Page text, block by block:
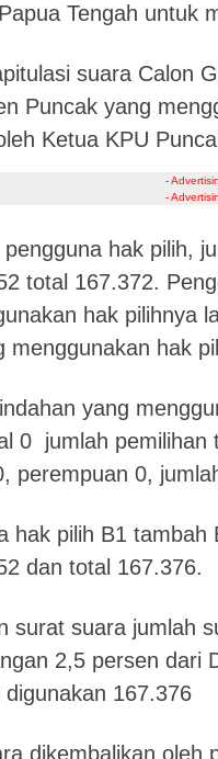
Tengah untuk
suara Calon
Puncak yang
Ketua KPU
-
-
hak pilih,
total 167.372.
hak pilihnya
menggunakan hak
yang
0 jumlah pemilihan
perempuan 0,
hak pilih B1 tambah
dan total 167.376.
surat suara jumlah
2,5 persen dari
167.376
dikembalikan oleh